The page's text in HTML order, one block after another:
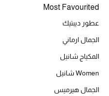
أبرز الحقائب
Most Favourited
عطور ديبتيك
الجمال ارماني
المكياج شانيل
Women شانيل
الجمال هيرميس